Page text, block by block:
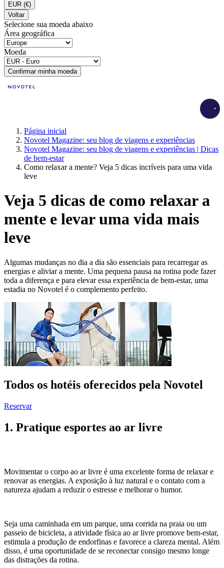
EUR (€)
Voltar
Selecione sua moeda abaixo
Área geográfica
Moeda
Confirmar minha moeda
Página inicial
Novotel Magazine: seu blog de viagens e experiências
Novotel Magazine: seu blog de viagens e experiências | Dicas
de bem-estar
Como relaxar a mente? Veja 5 dicas incríveis para uma vida
leve
Veja 5 dicas de como relaxar a
mente e levar uma vida mais
leve
Algumas mudanças no dia a dia são essenciais para recarregar as
energias e aliviar a mente. Uma pequena pausa na rotina pode fazer
toda a diferença e para elevar essa experiência de bem-estar, uma
estadia no Novotel é o complemento perfeito.
Todos os hotéis oferecidos pela Novotel
Reservar
1. Pratique esportes ao ar livre
Movimentar o corpo ao ar livre é uma excelente forma de relaxar e
renovar as energias. A exposição à luz natural e o contato com a
natureza ajudam a reduzir o estresse e melhorar o humor.
Seja uma caminhada em um parque, uma corrida na praia ou um
passeio de bicicleta, a atividade física ao ar livre promove bem-estar,
estimula a produção de endorfinas e favorece a clareza mental. Além
disso, é uma oportunidade de se reconectar consigo mesmo longe
das distrações da rotina.